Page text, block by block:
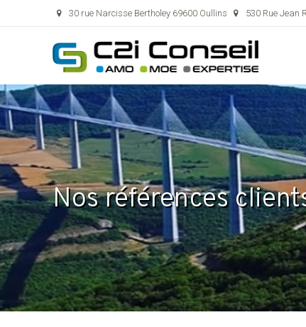
30 rue Narcisse Bertholey 69600 Oullins 530 Rue Jean
Nos références